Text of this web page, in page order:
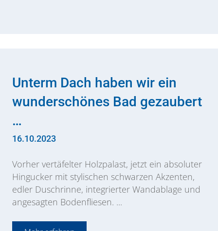
Unterm Dach haben wir ein
wunder­schönes Bad gezaubert
…
16.10.2023
Vorher vertäfelter Holzpalast, jetzt ein absoluter
Hingucker mit stylischen schwarzen Akzenten,
edler Duschrinne, integrierter Wandablage und
angesagten Bodenfliesen. ...